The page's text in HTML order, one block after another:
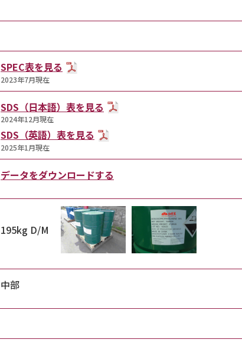
SPEC表を見る
2023年7月現在
SDS（日本語）表を見る
2024年12月現在
SDS（英語）表を見る
2025年1月現在
データをダウンロードする
195kg D/M
中部